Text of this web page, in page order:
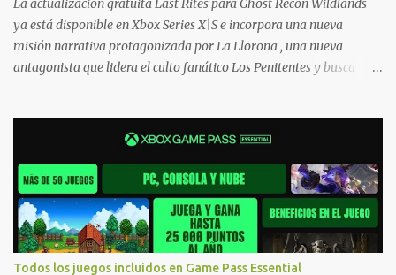
La actualización gratuita Last Rites para Ghost Recon Wildlands
ya está disponible en Xbox Series X|S e incorpora una nueva
misión narrativa protagonizada por La Llorona , una nueva
antagonista que lidera el culto fanático Los Penitentes y busca
Predator , uno de los desafíos más recordados por la comunidad,
junto con múltiples mejoras centradas en ampliar la libertad de
juego. Uno de los aspectos más importantes de Last Rites es la
gran cantidad de opciones de personalización incorporadas. Ahora
es posible ocultar más elementos de la interfaz, incluyendo las
trayectorias de lanzamiento de granadas y el resaltado de objetos
interactivos, además de desactivar automáticamente los sonidos
Todos los juegos incluidos en Game Pass Essential